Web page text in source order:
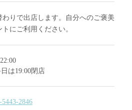
りで出店します。自分へのご褒美
にご利用ください。
は19:00閉店
5443-2846